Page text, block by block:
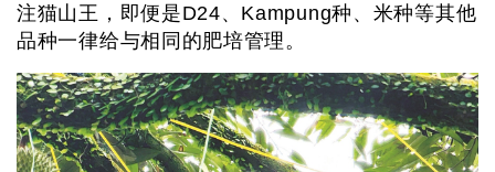
注猫山王，即便是D24、Kampung种、米种等其他
品种一律给与相同的肥培管理。